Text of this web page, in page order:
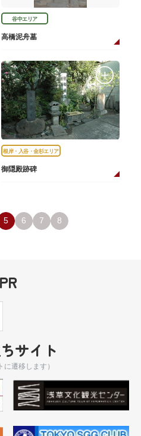
谷中エリア
高橋泥舟墓
根岸・入谷・金杉エリア
御隠殿跡碑
5 6 7 8
PR
サイト
に遷移します）